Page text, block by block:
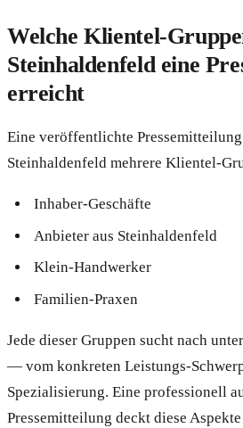
Welche Klientel-
Steinhaldenfeld eine
erreicht
Eine veröffentlichte
Steinhaldenfeld mehrere Klientel-
Inhaber-Geschäfte
Anbieter aus Steinhaldenfeld
Klein-Handwerker
Familien-Praxen
Jede dieser Gruppen sucht nach
— vom konkreten Leistungs-
Spezialisierung. Eine professionell
Pressemitteilung deckt diese